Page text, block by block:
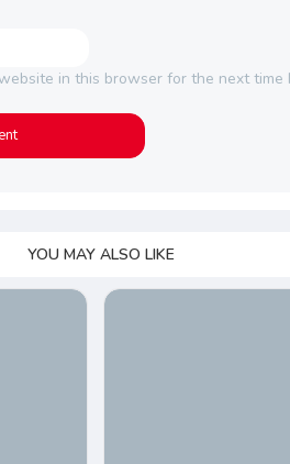
in this browser for the next time
YOU MAY ALSO LIKE